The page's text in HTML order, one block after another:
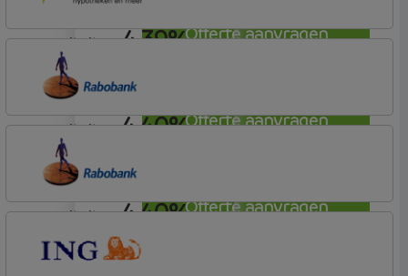
Offerte aanvragen
4,39%
Offerte aanvragen
annuiteit
4,40%
Offerte aanvragen
Florius
Profijt twaalf
annuiteit
4,40%
Rabobank Spaarbank
Plusvoorwaarden (Incl. Korting)
annuiteit
Basisvoorwaarden (incl korting)